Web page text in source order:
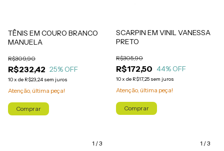
TÊNIS EM COURO BRANCO
MANUELA
R$232,42
R$309,90
25% OFF
10x de R$23,24 sem juros
Atenção, última peça!
Comprar
SCARPIN EM VINIL VANESSA
PRETO
R$172,50
R$305,90
44% OFF
10x de R$17,25 sem juros
Atenção, última peça!
Comprar
1 /3 1 /3